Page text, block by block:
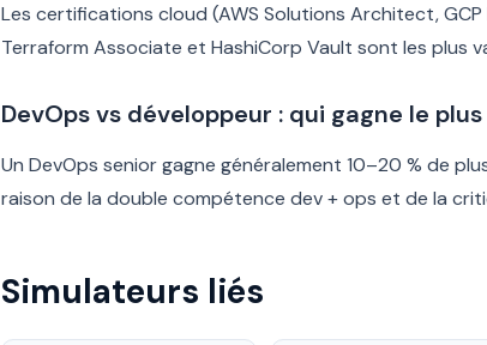
Les certifications cloud (AWS Solutions Architect,
Terraform Associate et HashiCorp Vault sont les plus
DevOps vs développeur : qui gagne le plus
Un DevOps senior gagne généralement 10–20 % de
raison de la double compétence dev + ops et de la
Simulateurs liés